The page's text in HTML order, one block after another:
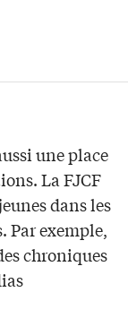
une place
La FJCF
dans les
Par exemple,
chroniques